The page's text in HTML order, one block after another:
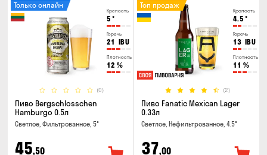
Крепость
5 °
Горечь
21 IBU
Плотность
12 %
(0)
Только онлайн
Пиво Bergschlosschen
Hamburgo 0.5л
Светлое, Фильтрованное, 5°
45,50
Крепость
4.5 °
Горечь
13 IBU
Плотность
11 %
(2)
Топ продаж
Пиво Fanatic Mexican Lager
0.33л
Светлое, Нефильтрованное, 4.5°
37,00